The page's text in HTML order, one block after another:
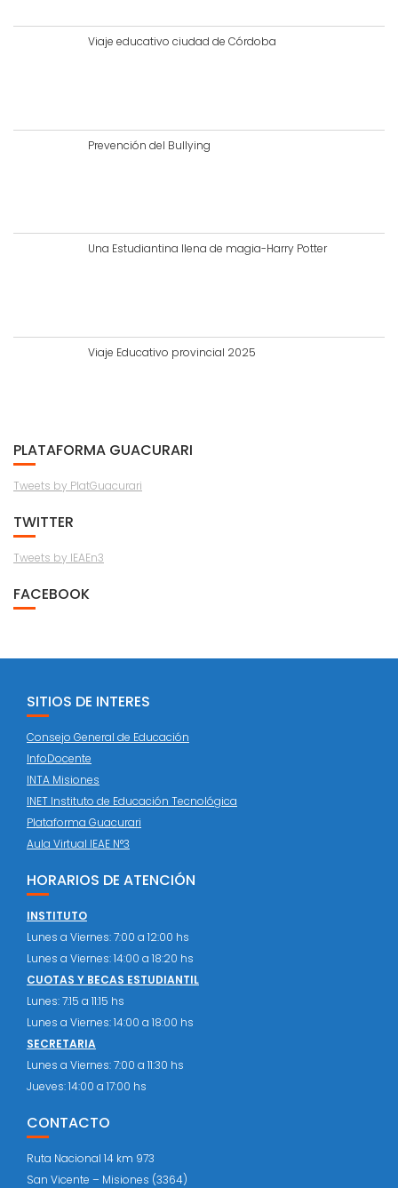
Viaje educativo ciudad de Córdoba
Prevención del Bullying
Una Estudiantina llena de magia-Harry Potter
Viaje Educativo provincial 2025
PLATAFORMA GUACURARI
Tweets by PlatGuacurari
TWITTER
Tweets by IEAEn3
FACEBOOK
SITIOS DE INTERES
Consejo General de Educación
InfoDocente
INTA Misiones
INET Instituto de Educación Tecnológica
Plataforma Guacurari
Aula Virtual IEAE N°3
HORARIOS DE ATENCIÓN
INSTITUTO
Lunes a Viernes: 7:00 a 12:00 hs
Lunes a Viernes: 14:00 a 18:20 hs
CUOTAS Y BECAS ESTUDIANTIL
Lunes: 7:15 a 11:15 hs
Lunes a Viernes: 14:00 a 18:00 hs
SECRETARIA
Lunes a Viernes: 7:00 a 11:30 hs
Jueves: 14:00 a 17:00 hs
CONTACTO
Ruta Nacional 14 km 973
San Vicente – Misiones (3364)